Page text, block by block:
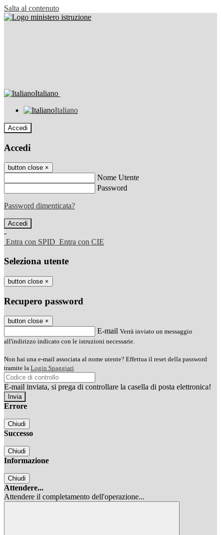
Salta al contenuto
Italiano
Italiano
Accedi
Accedi
button close ×
Nome Utente
Password
Password dimenticata?
-
Entra con SPID Entra con CIE
Seleziona utente
button close ×
Recupero password
button close ×
E-mail Verrà inviato un messaggio
all'indirizzo indicato con le istruzioni necessarie.
Non hai una e-mail associata al nome utente? Effettua il reset della password
tramite la Login Spaggiari
E-mail inviata, si prega di controllare la casella di posta elettronica!
Errore
Chiudi
Successo
Chiudi
Informazione
Chiudi
Attendere...
Attendere il completamento dell'operazione...